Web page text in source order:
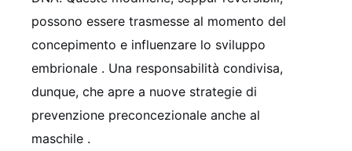
possono essere trasmesse al momento del
concepimento e influenzare lo sviluppo
embrionale . Una responsabilità condivisa,
dunque, che apre a nuove strategie di
prevenzione preconcezionale anche al
maschile .